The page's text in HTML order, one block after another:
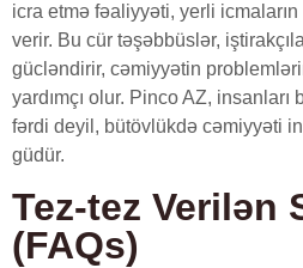
icra etmə fəaliyyəti, yerli
verir. Bu cür təşəbbüslər,
gücləndirir, cəmiyyətin
yardımçı olur. Pinco AZ, insanları
fərdi deyil, bütövlükdə cəmiyyəti
güdür.
Tez-tez Verilən
(FAQs)